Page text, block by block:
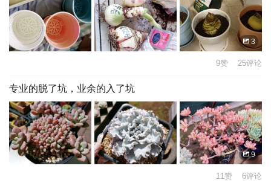
3
9赞 25评论
专业的脱了坑，业余的入了坑
9
11赞 6评论